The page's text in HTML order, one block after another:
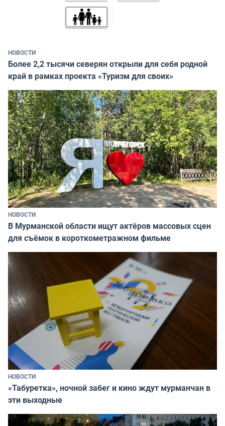
НОВОСТИ
Более 2,2 тысячи северян открыли для себя родной
край в рамках проекта «Туризм для своих»
НОВОСТИ
В Мурманской области ищут актёров массовых сцен
для съёмок в короткометражном фильме
НОВОСТИ
«Табуретка», ночной забег и кино ждут мурманчан в
эти выходные